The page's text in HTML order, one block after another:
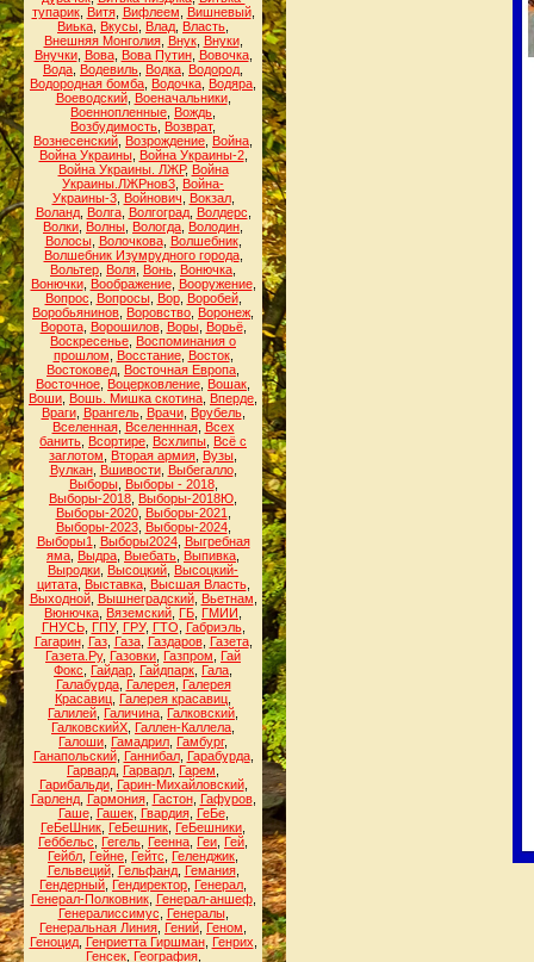
тупарик, Витя, Вифлеем Вишневый,
Виька Вкусы Влад Власть
Внешняя Монголия, Внук, Внуки,
Внучки, Вова, Вова Путин, Вовочка,
Вода Водевиль Водка Водород
Водородная бомба Водочка Водяра
Воеводский, Военачальники,
Военнопленные Вождь
Возбудимость Возврат,
Вознесенский Возрождение Война
Война Украины, Война Украины-2,
Война Украины. ЛЖР, Война
Украины.ЛЖРнов3 Война-
Украины-3, Войнович Вокзал,
Воланд, Волга, Волгоград, Волдерс
Волки Волны Вологда Володин
Волосы, Волочкова, Волшебник,
Волшебник Изумрудного города,
Вольтер Воля Вонь Вонючка
Вонючки, Воображение, Вооружение,
Вопрос
Вопросы, Вор, Воробей,
Воробьянинов Воровство Воронеж
Ворота, Ворошилов, Воры, Ворьё,
Воскресенье Воспоминания о
прошлом
Восстание, Восток,
Востоковед Восточная Европа
Восточное Воцерковление Вошак
Воши Вошь. Мишка скотина Вперде
Враги, Врангель, Врачи, Врубель,
Вселенная, Вселеннная, Всех
банить Всортире Всхлипы Всё с
заглотом
Вторая армия Вузы
Вулкан, Вшивости, Выбегалло,
Выборы, Выборы - 2018,
Выборы-2018 Выборы-2018Ю
Выборы-2020, Выборы-2021
Выборы-2023, Выборы-2024,
Выборы1
Выборы2024, Выгребная
яма Выдра Выебать Выпивка
Выродки Высоцкий Высоцкий-
цитата, Выставка, Высшая Власть,
Выходной, Вышнеградский, Вьетнам
Вюнючка Вяземский ГБ ГМИИ
ГНУСЬ, ГПУ, ГРУ, ГТО Габриэль,
Гагарин, Газ, Газа, Газдаров, Газета,
Газета.Ру, Газовки Газпром
Гай
Фокс
Гайдар Гайдпарк Гала
Галабурда, Галерея, Галерея
Красавиц Галерея красавиц
Галилей Галичина Галковский
ГалковскийХ Галлен-Каллела
Галоши Гамадрил Гамбург,
Ганапольский, Ганнибал, Гарабурда,
Гарвард Гарварл Гарем
Гарибальди, Гарин-Михайловский,
Гарленд, Гармония, Гастон, Гафуров,
Гаше, Гашек, Гвардия, ГеБе,
ГеБеШник ГеБешник ГеБешники
Геббельс
Гегель Геенна Геи Гей
Гейбл Гейне Гейтс Геленджик
Гельвеций, Гельфанд, Гемания,
Гендерный Гендиректор Генерал
Генерал-Полковник, Генерал-аншеф,
Генералиссимус
Генералы,
Генеральная Линия Гений Геном
Геноцид, Генриетта Гиршман, Генрих
Генсек, География,